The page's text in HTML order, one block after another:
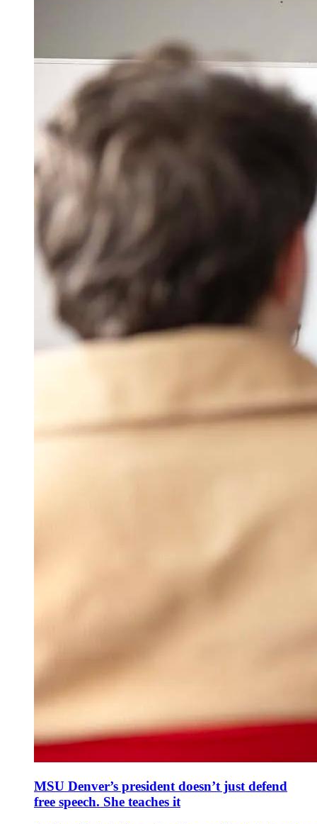
MSU Denver’s president doesn’t just defend
free speech. She teaches it